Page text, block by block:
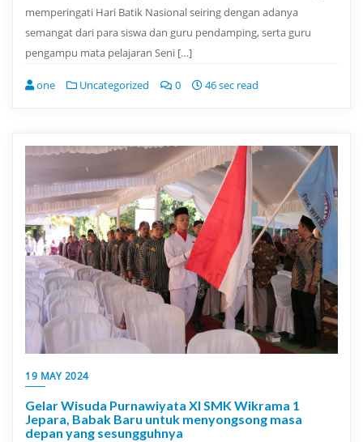
memperingati Hari Batik Nasional seiring dengan adanya
semangat dari para siswa dan guru pendamping, serta guru
pengampu mata pelajaran Seni […]
one Uncategorized 0 46 sec read
19 MAY 2024
Gelar Wisuda Purnawiyata XI SMK Wikrama 1
Jepara, Babak Baru untuk menyongsong masa
depan yang sesungguhnya